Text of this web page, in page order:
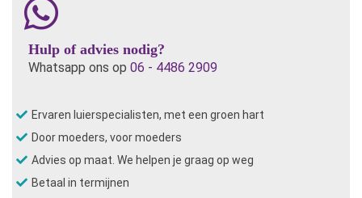
Hulp of advies nodig?
Whatsapp ons op 06 - 4486 2909
Ervaren luierspecialisten, met een groen hart
Door moeders, voor moeders
Advies op maat. We helpen je graag op weg
Betaal in termijnen